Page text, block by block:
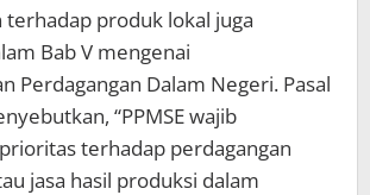
terhadap produk lokal juga
Bab V mengenai
Perdagangan Dalam Negeri. Pasal
“PPMSE wajib
terhadap perdagangan
jasa hasil produksi dalam